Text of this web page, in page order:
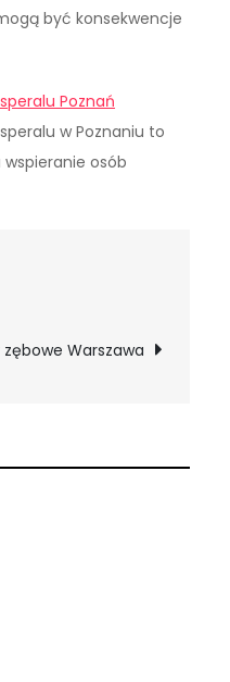
być konsekwencje
Poznań
w Poznaniu to
osób
Warszawa